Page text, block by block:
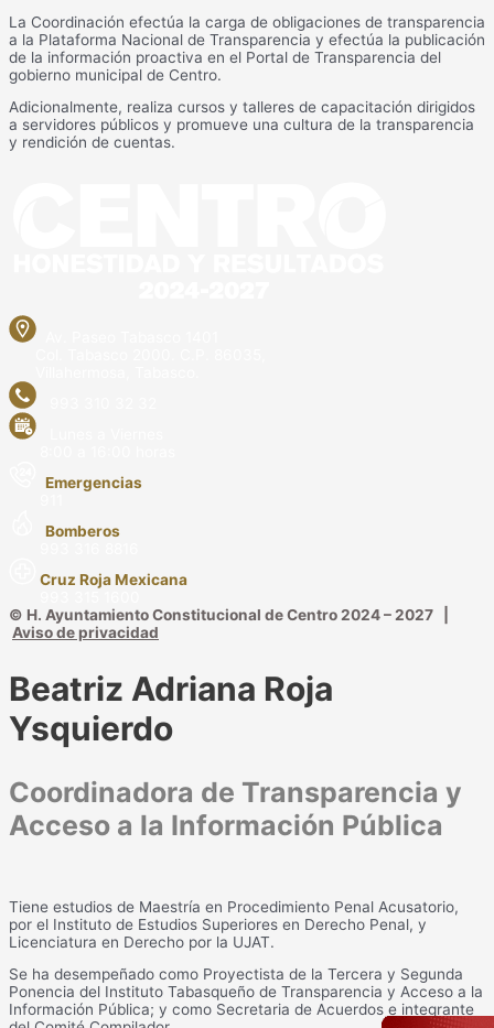
La Coordinación efectúa la carga de obligaciones de transparencia
a la Plataforma Nacional de Transparencia y efectúa la publicación
de la información proactiva en el Portal de Transparencia del
gobierno municipal de Centro.
Adicionalmente, realiza cursos y talleres de capacitación dirigidos
a servidores públicos y promueve una cultura de la transparencia
y rendición de cuentas.
Emergencias
Bomberos
Cruz Roja Mexicana
© H. Ayuntamiento Constitucional de Centro 2024 – 2027 |
Aviso de privacidad
Beatriz Adriana Roja
Ysquierdo
Coordinadora de Transparencia y
Acceso a la Información Pública
Tiene estudios de Maestría en Procedimiento Penal Acusatorio,
por el Instituto de Estudios Superiores en Derecho Penal, y
Licenciatura en Derecho por la UJAT.
Se ha desempeñado como Proyectista de la Tercera y Segunda
Ponencia del Instituto Tabasqueño de Transparencia y Acceso a la
Información Pública; y como Secretaria de Acuerdos e integrante